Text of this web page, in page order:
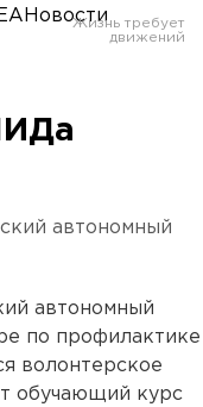
ЕАНовости
автономный
автономный
по профилактике
волонтерское
обучающий курс